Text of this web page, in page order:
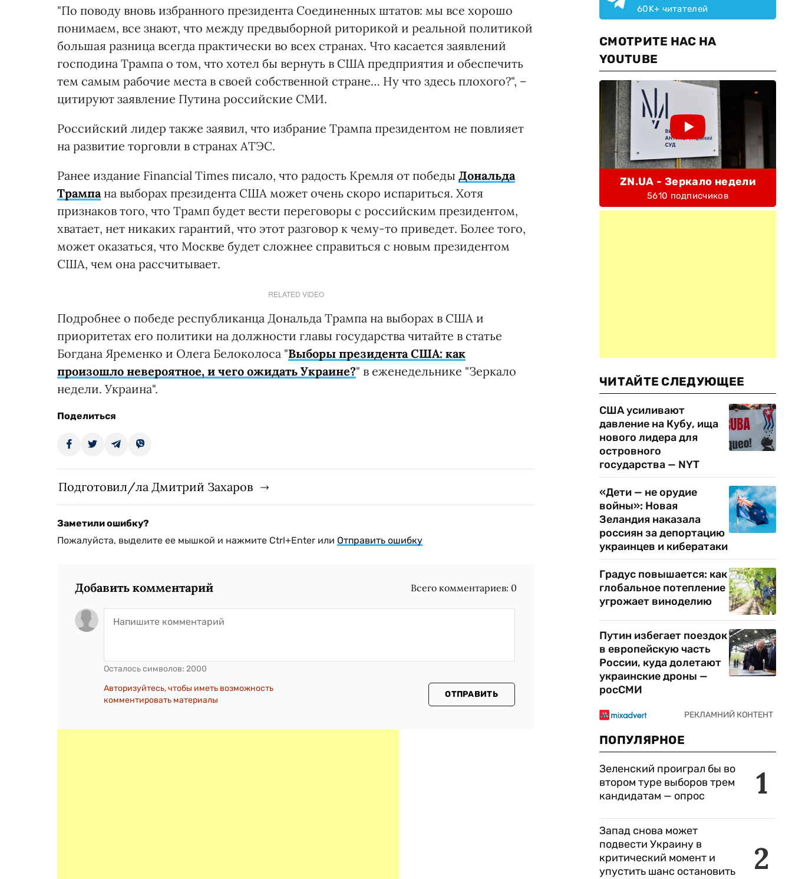
"По поводу вновь избранного президента Соединенных штатов: мы все хорошо
понимаем, все знают, что между предвыборной риторикой и реальной политикой
большая разница всегда практически во всех странах. Что касается заявлений
господина Трампа о том, что хотел бы вернуть в США предприятия и обеспечить
тем самым рабочие места в своей собственной стране… Ну что здесь плохого?", –
цитируют заявление Путина российские СМИ.
Российский лидер также заявил, что избрание Трампа президентом не повлияет
на развитие торговли в странах АТЭС.
Ранее издание Financial Times писало, что радость Кремля от победы Дональда
Трампа на выборах президента США может очень скоро испариться. Хотя
признаков того, что Трамп будет вести переговоры с российским президентом,
хватает, нет никаких гарантий, что этот разговор к чему-то приведет. Более того,
может оказаться, что Москве будет сложнее справиться с новым президентом
США, чем она рассчитывает.
RELATED VIDEO
Подробнее о победе республиканца Дональда Трампа на выборах в США и
приоритетах его политики на должности главы государства читайте в статье
Богдана Яременко и Олега Белоколоса "Выборы президента США: как
произошло невероятное, и чего ожидать Украине?" в еженедельнике "Зеркало
недели. Украина".
Поделиться
Подготовил/ла Дмитрий Захаров
Заметили ошибку?
Пожалуйста, выделите ее мышкой и нажмите Ctrl+Enter или Отправить ошибку
Добавить комментарий Всего комментариев: 0
Осталось символов: 2000
Авторизуйтесь, чтобы иметь возможность
комментировать материалы
ОТПРАВИТЬ
60K+ читателей
СМОТРИТЕ НАС НА
YOUTUBE
ZN.UA - Зеркало недели
5610 подписчиков
ЧИТАЙТЕ СЛЕДУЮЩЕЕ
США усиливают
давление на Кубу, ища
нового лидера для
островного
государства — NYT
«Дети — не орудие
войны»: Новая
Зеландия наказала
россиян за депортацию
украинцев и кибератаки
Градус повышается: как
глобальное потепление
угрожает виноделию
Путин избегает поездок
в европейскую часть
России, куда долетают
украинские дроны —
росСМИ
ПОПУЛЯРНОЕ
1
Зеленский проиграл бы во
втором туре выборов трем
кандидатам — опрос
2
Запад снова может
подвести Украину в
критический момент и
упустить шанс остановить